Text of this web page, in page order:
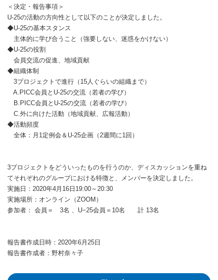
＜決定・報告事項＞
U-25の活動の方向性として以下のことが決定しました。
◆U-25の基本スタンス
主体的に学び合うこと（強要しない、迷惑をかけない）
◆U-25の役割
会員交流の促進、地域貢献
◆組織体制
3プロジェクトで進行（15人ぐらいの組織まで）
A.PICC会員とU-25の交流（若者の学び）
B.PICC会員とU-25の交流（若者の学び）
C.外に向けた活動（地域貢献、広報活動）
◆活動頻度
全体：月1定例会＆U-25企画（2週間に1回）
3プロジェクトをどういったものを行うのか、ディスカッションを重ね
てそれぞれのグループにおける特徴と、メンバーを決定しました。
実施日：2020年4月16日19:00～20:30
実施場所：オンライン（ZOOM）
参加者： 会員＝ 3名 、U−25会員＝10名 計 13名
報告書作成日時：2020年6月25日
報告書作成者：野村奈々子